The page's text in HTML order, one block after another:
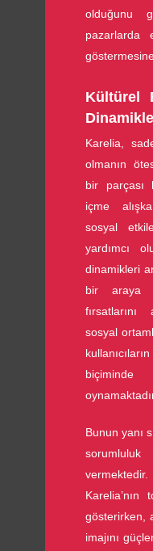
olduğunu
pazarlarda
Kültürel
Karelia,
olmanın
bir parçası
içme
sosyal
yardımcı
dinamikleri
bir araya
fırsatlarını
sosyal
Bunun yanı
sorumluluk
Karelia’nın
gösterirken,
imajını